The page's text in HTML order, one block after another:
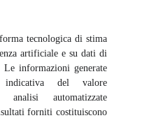
tecnologica di stima
artificiale e su dati di
informazioni generate
del valore
automatizzate
forniti costituiscono